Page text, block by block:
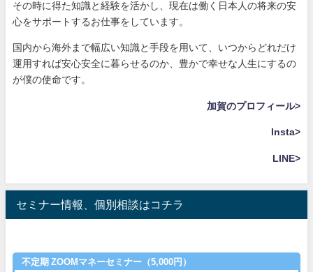
その時に得た知識と経験を活かし、現在は働く日本人の将来の安
心をサポートするお仕事をしています。
国内から海外まで幅広い知識と手段を用いて、いつからどれだけ
運用すれば安心安全に暮らせるのか、豊かで幸せな人生にするの
が僕の使命です。
加賀のプロフィール>
Insta>
LINE>
セミナー情報、個別相談はコチラ
不定期 ZOOMマネーセミナー（5,000円）